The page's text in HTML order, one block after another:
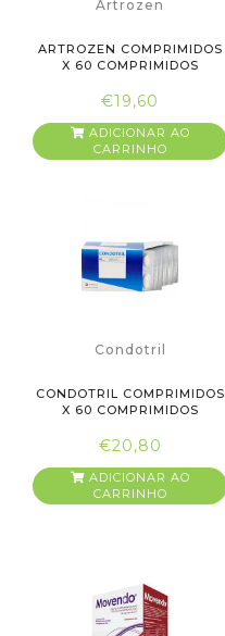
Artrozen
ARTROZEN COMPRIMIDOS
X 60 COMPRIMIDOS
€19,60
ADICIONAR AO
CARRINHO
Condotril
CONDOTRIL COMPRIMIDOS
X 60 COMPRIMIDOS
€20,80
ADICIONAR AO
CARRINHO